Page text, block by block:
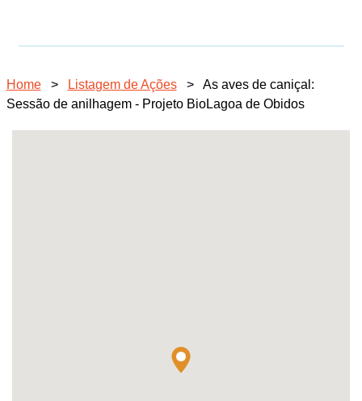
Home > Listagem de Ações >
As aves de caniçal:
Sessão de anilhagem - Projeto BioLagoa de Obidos